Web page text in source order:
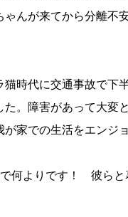
ゃんが来てから分離不
時代に交通事故で下
た。障害があって大変
家での生活をエンジ
何よりです！ 彼らと